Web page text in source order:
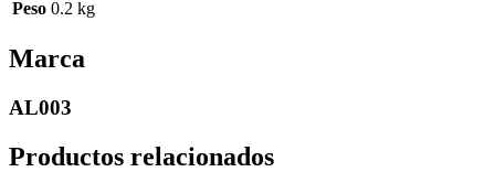
Peso 0.2 kg
Marca
AL003
Productos relacionados